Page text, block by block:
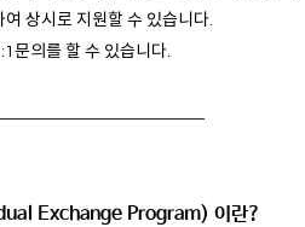
상시로 지원할 수 있습니다.
문의를 할 수 있습니다.
Exchange Program) 이란?